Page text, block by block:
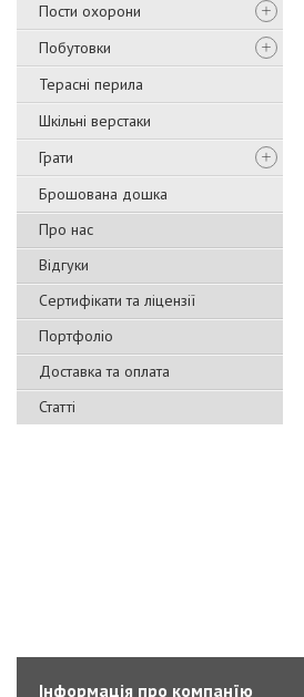
Пости охорони
Побутовки
Терасні перила
Шкільні верстаки
Грати
Брошована дошка
Про нас
Відгуки
Сертифікати та ліцензії
Портфоліо
Доставка та оплата
Статті
Інформація про компанїю